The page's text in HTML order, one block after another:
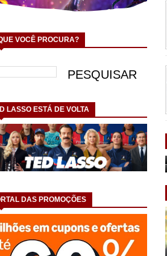
VOCÊ PROCURA?
LASSO ESTÁ DE VOLTA
DAS PROMOÇÕES